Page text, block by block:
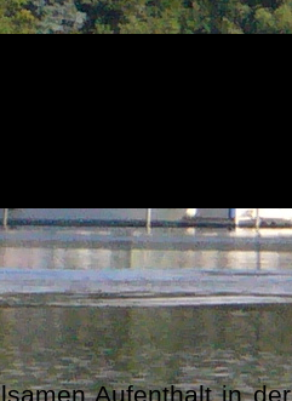
Aufenthalt in der